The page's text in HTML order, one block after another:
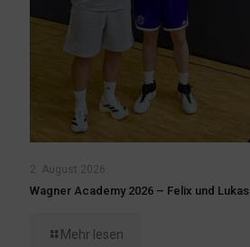
2. August 2026
Wagner Academy 2026 – Felix und
Mehr lesen